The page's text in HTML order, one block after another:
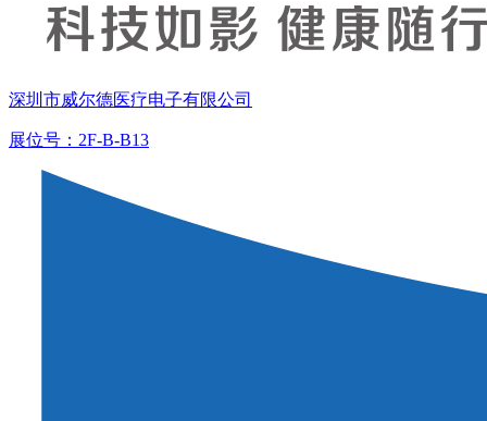
深圳市威尔德医疗电子有限公司
展位号：2F-B-B13